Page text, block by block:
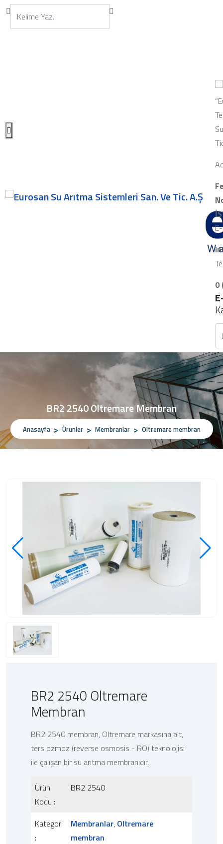
0
BR2 2540 Oltremare Membran
Anasayfa Ürünler Membranlar Oltremare membran
BR2 2540 Oltremare
Membran
BR2 2540 membran, Oltremare markasına ait,
ters ozmoz (reverse osmosis - RO) teknolojisi
ile çalışan bir su arıtma membranıdır.
Ürün
Kodu :
BR2 2540
Kategori
:
Membranlar, Oltremare
membran